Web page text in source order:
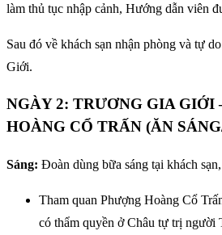
làm thủ tục nhập cảnh, Hướng dẫn viên
Sau đó về khách sạn nhận phòng và tự
Giới.
NGÀY 2: TRƯƠNG GIA GIỚI
HOÀNG CỔ TRẤN (ĂN
Sáng: Đoàn dùng bữa sáng tại khách
Tham quan Phượng Hoàng Cổ
có thẩm quyền ở Châu tự trị người